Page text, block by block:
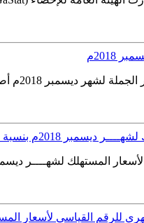
2018م بنسبة 0.3 %